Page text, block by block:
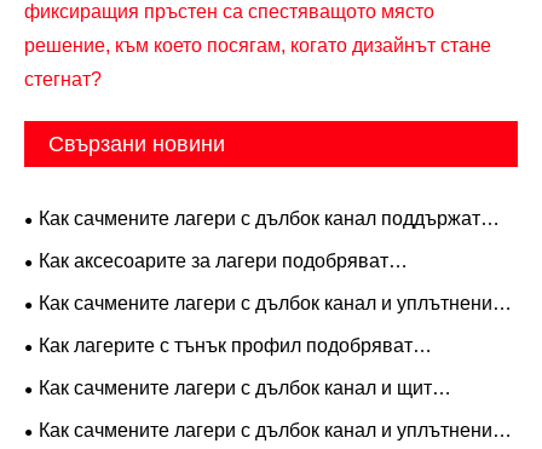
фиксиращия пръстен са спестяващото място
решение, към което посягам, когато дизайнът стане
стегнат?
Свързани новини
Как сачмените лагери с дълбок канал поддържат
съвременната промишлена производителност?
Как аксесоарите за лагери подобряват
съвременните прецизни инженерни системи?
Как сачмените лагери с дълбок канал и уплътнение
подобряват надеждността на машината?
Как лагерите с тънък профил подобряват
прецизността и пространството в съвременните
Как сачмените лагери с дълбок канал и щит
подобряват надеждността на оборудването?
Как сачмените лагери с дълбок канал и уплътнение